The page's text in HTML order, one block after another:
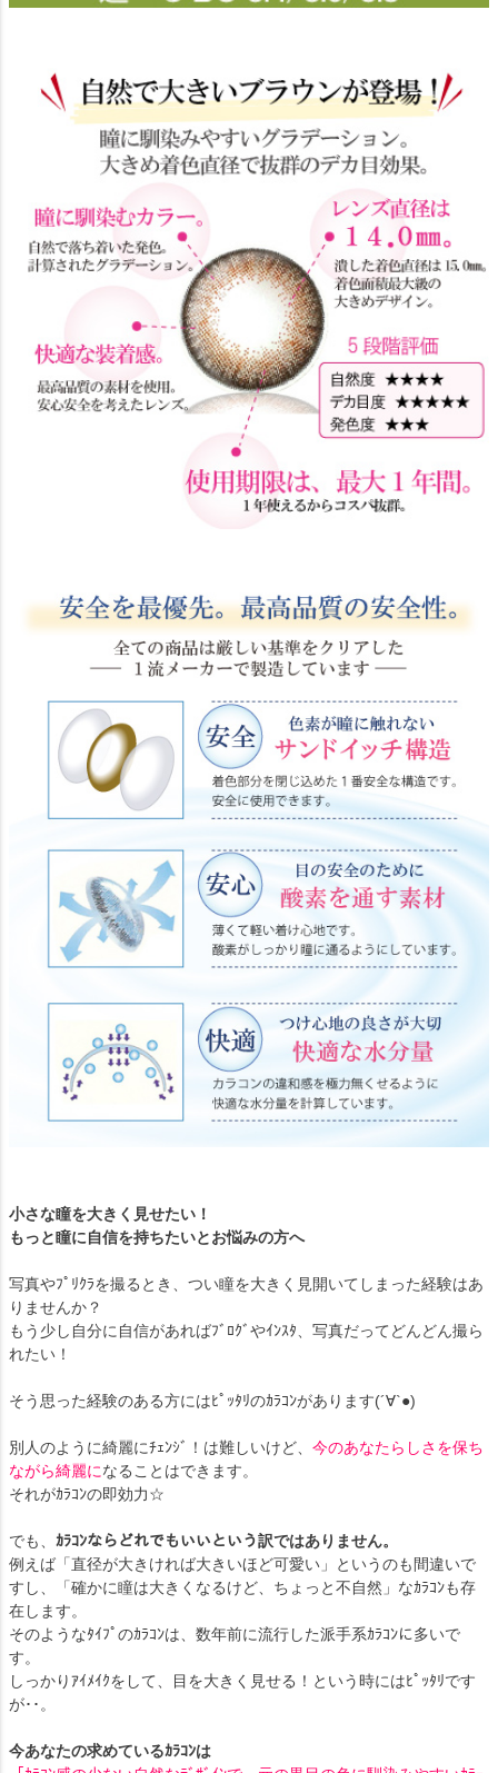
小さな瞳を大きく見せたい！
もっと瞳に自信を持ちたいとお悩みの方へ
写真やﾌﾟﾘｸﾗを撮るとき、つい瞳を大きく見開いてしまった経験はあ
りませんか？
もう少し自分に自信があればﾌﾞﾛｸﾞやｲﾝｽﾀ、写真だってどんどん撮ら
れたい！
そう思った経験のある方にはﾋﾟｯﾀﾘのｶﾗｺﾝがあります(´∀`●)
別人のように綺麗にﾁｪﾝｼﾞ！は難しいけど、 今のあなたらしさを保ち
ながら綺麗になることはできます。
それがｶﾗｺﾝの即効力☆
でも、 ｶﾗｺﾝならどれでもいいという訳ではありません。
例えば「直径が大きければ大きいほど可愛い」というのも間違いで
すし、「確かに瞳は大きくなるけど、ちょっと不自然」なｶﾗｺﾝも存
在します。
そのようなﾀｲﾌﾟのｶﾗｺﾝは、数年前に流行した派手系ｶﾗｺﾝに多いで
す。
しっかりｱｲﾒｲｸをして、目を大きく見せる！という時にはﾋﾟｯﾀﾘです
が･･。
今あなたの求めているｶﾗｺﾝは